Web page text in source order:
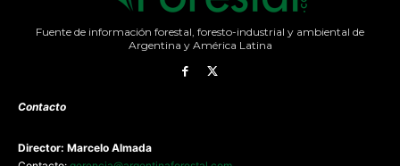
Fuente de información forestal, foresto-industrial y ambiental de
Argentina y América Latina
Contacto
Director: Marcelo Almada